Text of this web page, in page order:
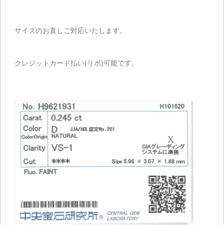
サイズのお直しご対応いたします。
クレジットカード払い(リボ)可能です。